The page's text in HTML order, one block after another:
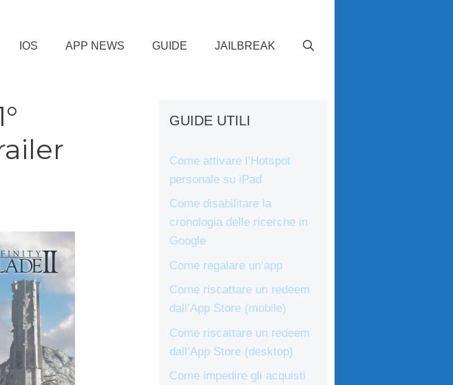
IOS APP NEWS GUIDE JAILBREAK
GUIDE UTILI
Come attivare l’Hotspot
personale su iPad
Come disabilitare la
cronologia delle ricerche in
Google
Come regalare un’app
Come riscattare un redeem
dall’App Store (mobile)
Come riscattare un redeem
dall’App Store (desktop)
Come impedire gli acquisti